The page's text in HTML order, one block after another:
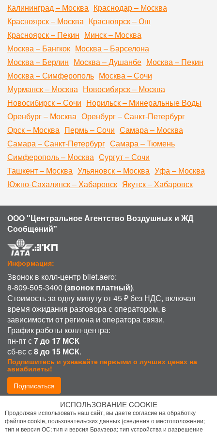
Калининград – Москва Краснодар – Москва
Красноярск – Москва Красноярск – Ош
Красноярск – Пекин Минск – Москва
Москва – Бангкок Москва – Барселона
Москва – Берлин Москва – Душанбе Москва – Пекин
Москва – Симферополь Москва – Сочи
Мурманск – Москва Новосибирск – Москва
Новосибирск – Сочи Норильск – Минеральные Воды
Оренбург – Москва Оренбург – Санкт-Петербург
Орск – Москва Пермь – Сочи Самара – Москва
Самара – Санкт-Петербург Самара – Тюмень
Симферополь – Москва Сургут – Сочи
Ташкент – Москва Ульяновск – Москва Уфа – Москва
Южно-Сахалинск – Хабаровск Якутск – Хабаровск
ООО "Центральное Агентство Воздушных и ЖД
Сообщений"
Информация:
Звонок в колл-центр bilet.aero:
8-809-505-3400 (звонок платный).
Стоимость за одну минуту от 45 ₽ без НДС, включая
время ожидания разговора с оператором, в
зависимости от региона и оператора связи.
График работы колл-центра:
пн-пт с7 до 17 МСК
сб-вс с8 до 15 МСК.
Подпишитесь и узнавайте первыми о лучших ценах на
авиабилеты!
Подписаться
Присоединиться:
ИСПОЛЬЗОВАНИЕ COOKIE
Продолжая использовать наш сайт, вы даете согласие на обработку
файлов cookie, пользовательских данных (сведения о местоположении;
тип и версия ОС; тип и версия Браузера; тип устройства и разрешение